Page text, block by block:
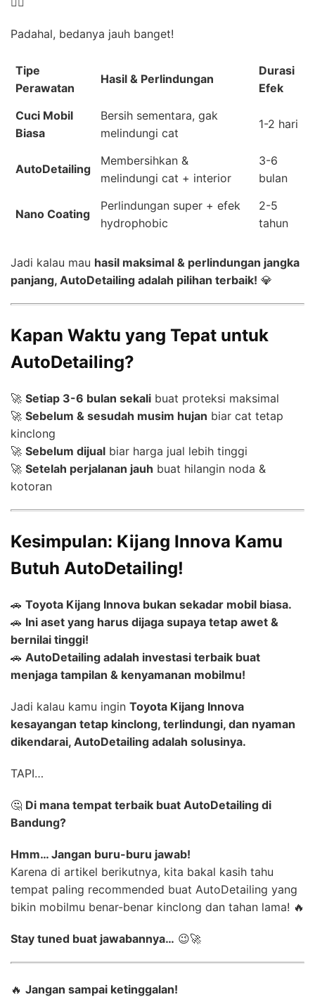
Padahal, bedanya jauh banget!
Tipe
Perawatan
Hasil & Perlindungan
Durasi
Efek
Cuci Mobil
Biasa
Bersih sementara, gak
melindungi cat
1-2 hari
AutoDetailing
Membersihkan &
melindungi cat + interior
3-6
bulan
Nano Coating
Perlindungan super + efek
hydrophobic
2-5
tahun
Jadi kalau mau hasil maksimal & perlindungan jangka
panjang, AutoDetailing adalah pilihan terbaik! 💎
Kapan Waktu yang Tepat untuk
AutoDetailing?
🚀 Setiap 3-6 bulan sekali buat proteksi maksimal
🚀 Sebelum & sesudah musim hujan biar cat tetap
kinclong
🚀 Sebelum dijual biar harga jual lebih tinggi
🚀 Setelah perjalanan jauh buat hilangin noda &
kotoran
Kesimpulan: Kijang Innova Kamu
Butuh AutoDetailing!
🚗 Toyota Kijang Innova bukan sekadar mobil biasa.
🚗 Ini aset yang harus dijaga supaya tetap awet &
bernilai tinggi!
🚗 AutoDetailing adalah investasi terbaik buat
menjaga tampilan & kenyamanan mobilmu!
Jadi kalau kamu ingin Toyota Kijang Innova
kesayangan tetap kinclong, terlindungi, dan nyaman
dikendarai, AutoDetailing adalah solusinya.
TAPI…
🤔 Di mana tempat terbaik buat AutoDetailing di
Bandung?
Hmm… Jangan buru-buru jawab!
Karena di artikel berikutnya, kita bakal kasih tahu
tempat paling recommended buat AutoDetailing yang
bikin mobilmu benar-benar kinclong dan tahan lama! 🔥
Stay tuned buat jawabannya… 😉🚀
🔥 Jangan sampai ketinggalan!